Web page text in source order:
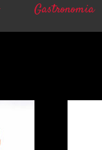
Gastronomia